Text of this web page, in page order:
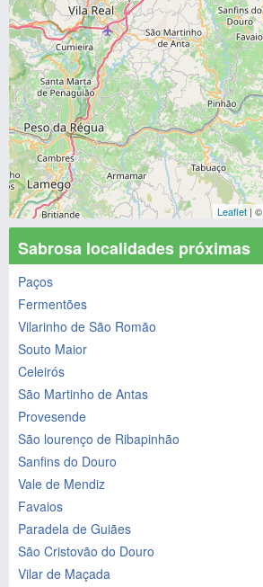
Leaflet | ©
Sabrosa localidades próximas
Paços
Fermentões
Vilarinho de São Romão
Souto Maior
Celeirós
São Martinho de Antas
Provesende
São lourenço de Ribapinhão
Sanfins do Douro
Vale de Mendiz
Favaios
Paradela de Guiães
São Cristovão do Douro
Vilar de Maçada